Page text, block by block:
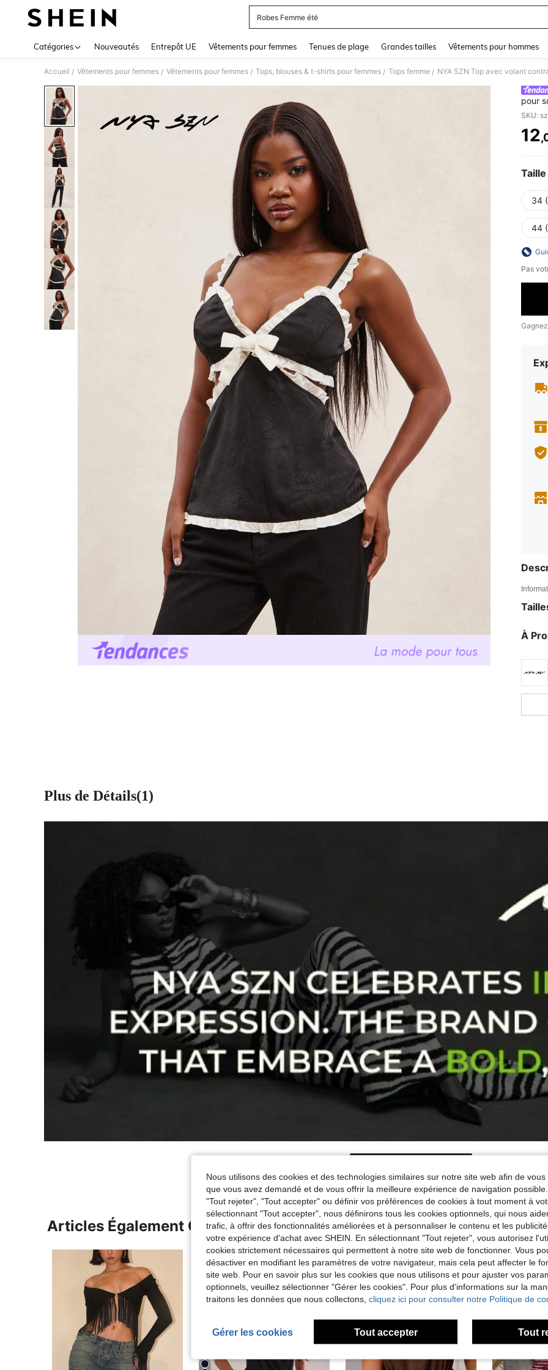
Robes Femme été
Catégories Nouveautés Entrepôt UE Vêtements pour femmes Tenues de plage Grandes tailles Vêtements pour hommes
Accueil / Vêtements pour femmes / Vêtements pour femmes / Tops, blouses & t-shirts pour femmes / Tops femme /
pour
SKU:
12
Taille
34
44
Pas
À
Plus de Détails(1)
Articles Également Consultés
Nous utilisons des cookies et des technologies similaires sur notre site web afin de
que vous avez demandé et de vous offrir la meilleure expérience de navigation
"Tout rejeter", "Tout accepter" ou définir vos préférences de cookies à tout moment à
sélectionnant "Tout accepter", nous définirons tous les cookies optionnels, qui nous
trafic, à offrir des fonctionnalités améliorées et à personnaliser le contenu et les
votre expérience d'achat avec SHEIN. En sélectionnant "Tout rejeter", vous autorisez
cookies strictement nécessaires qui permettent à notre site web de fonctionner. Vous
désactiver en modifiant les paramètres de votre navigateur, mais cela peut affecter le
site web. Pour en savoir plus sur les cookies que nous utilisons et pour ajuster vos
optionnels, veuillez sélectionner "Gérer les cookies". Pour plus d'informations sur la
traitons les données que nous collectons, cliquez ici pour consulter notre Politique de
Gérer les cookies Tout accepter Tout